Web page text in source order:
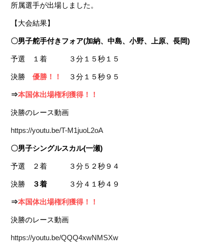
所属選手が出場しました。
【大会結果】
〇男子舵手付きフォア(加納、中島、小野、上原、長岡)
予選 １着 ３分１５秒１５
決勝優勝！！ ３分１５秒９５
⇒本国体出場権利獲得！！
決勝のレース動画
https://youtu.be/T-M1juoL2oA
〇男子シングルスカル(一瀬)
予選 ２着 ３分５２秒９４
決勝 ３着 ３分４１秒４９
⇒本国体出場権利獲得！！
決勝のレース動画
https://youtu.be/QQQ4xwNMSXw